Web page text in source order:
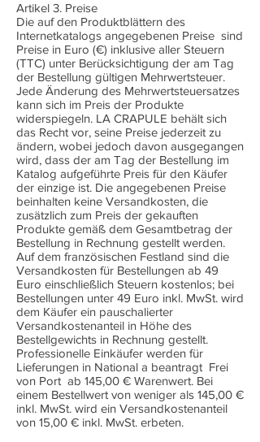
Artikel 3. Preise
Die auf den Produktblättern des
Internetkatalogs angegebenen Preise sind
Preise in Euro (€) inklusive aller Steuern
(TTC) unter Berücksichtigung der am Tag
der Bestellung gültigen Mehrwertsteuer.
Jede Änderung des Mehrwertsteuersatzes
kann sich im Preis der Produkte
widerspiegeln. LA CRAPULE behält sich
das Recht vor, seine Preise jederzeit zu
ändern, wobei jedoch davon ausgegangen
wird, dass der am Tag der Bestellung im
Katalog aufgeführte Preis für den Käufer
der einzige ist. Die angegebenen Preise
beinhalten keine Versandkosten, die
zusätzlich zum Preis der gekauften
Produkte gemäß dem Gesamtbetrag der
Bestellung in Rechnung gestellt werden.
Auf dem französischen Festland sind die
Versandkosten für Bestellungen ab 49
Euro einschließlich Steuern kostenlos; bei
Bestellungen unter 49 Euro inkl. MwSt. wird
dem Käufer ein pauschalierter
Versandkostenanteil in Höhe des
Bestellgewichts in Rechnung gestellt.
Professionelle Einkäufer werden für
Lieferungen in National a beantragt Frei
von Port ab 145,00 € Warenwert. Bei
einem Bestellwert von weniger als 145,00 €
inkl. MwSt. wird ein Versandkostenanteil
von 15,00 € inkl. MwSt. erbeten.